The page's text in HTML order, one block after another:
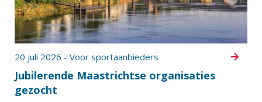
Jubilerende Maastrichtse organisaties
gezocht
20 juli 2026 - Voor sportaanbieders